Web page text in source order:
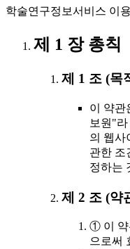
학술연구정보서비스 이
제 1 장 총칙
제 1 조 (목
이 약관
보원"
의 웹사
관한 조
정하는
제 2 조 (약
① 이 약
으로써